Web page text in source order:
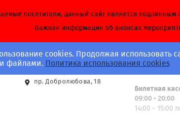
cookies. Продолжая использовать
файлами. Политика использования cookies
посетители, данный сайт является
Важная информация об анонсах
Адрес
пр. Добролюбова, 18
Call-центр
8 (812) 703-
Билетная
09:00 - 20:00
14:00 - 15:00